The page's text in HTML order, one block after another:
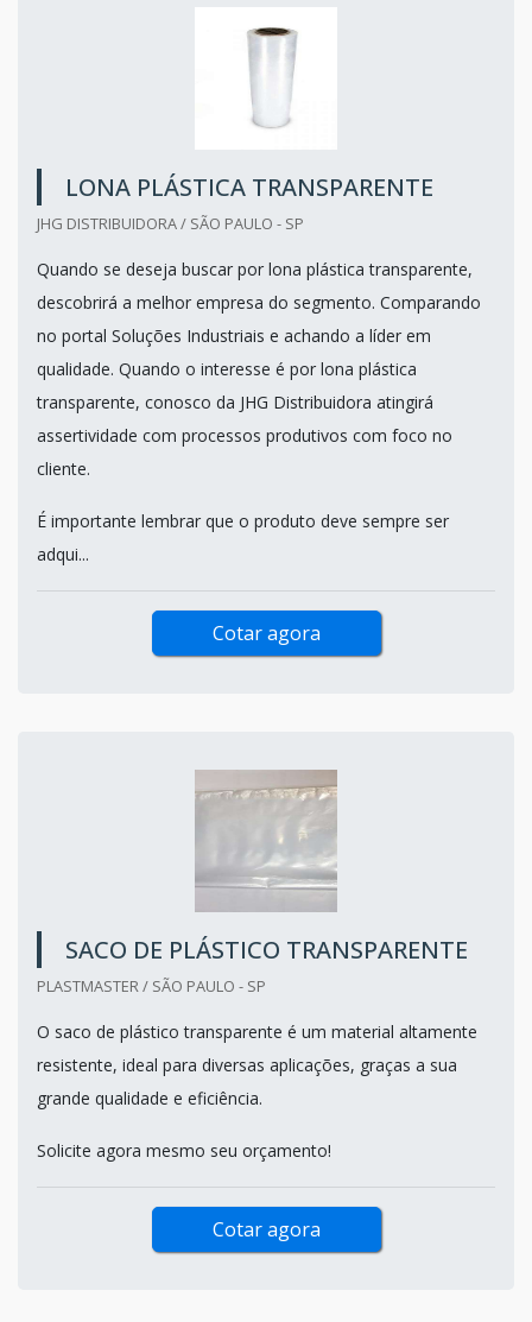
LONA PLÁSTICA TRANSPARENTE
JHG DISTRIBUIDORA / SÃO PAULO - SP
Quando se deseja buscar por lona plástica transparente,
descobrirá a melhor empresa do segmento. Comparando
no portal Soluções Industriais e achando a líder em
qualidade. Quando o interesse é por lona plástica
transparente, conosco da JHG Distribuidora atingirá
assertividade com processos produtivos com foco no
cliente.
É importante lembrar que o produto deve sempre ser
adqui...
Cotar agora
SACO DE PLÁSTICO TRANSPARENTE
PLASTMASTER / SÃO PAULO - SP
O saco de plástico transparente é um material altamente
resistente, ideal para diversas aplicações, graças a sua
grande qualidade e eficiência.
Solicite agora mesmo seu orçamento!
Cotar agora